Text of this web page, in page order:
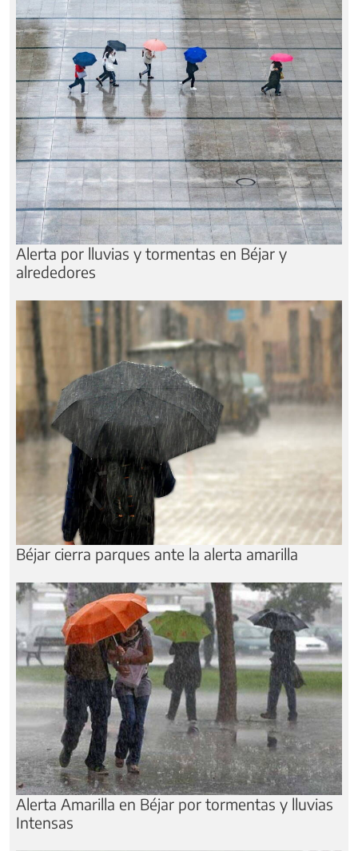
Alerta por lluvias y tormentas en Béjar y
alrededores
Béjar cierra parques ante la alerta amarilla
Alerta Amarilla en Béjar por tormentas y lluvias
Intensas